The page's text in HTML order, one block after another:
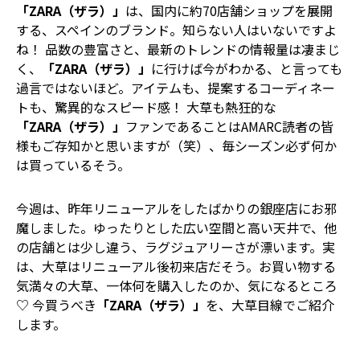
「ZARA（ザラ）」 は、国内に約70店舗ショップを展開
する、スペインのブランド。知らない人はいないですよ
ね！ 品数の豊富さと、最新のトレンドの情報量は凄まじ
く、
「ZARA（ザラ）」 に行けば今がわかる、と言っても
過言ではないほど。アイテムも、提案するコーディネー
トも、驚異的なスピード感！ 大草も熱狂的な
「ZARA（ザラ）」 ファンであることはAMARC読者の皆
様もご存知かと思いますが（笑）、毎シーズン必ず何か
は買っているそう。
今週は、昨年リニューアルをしたばかりの銀座店にお邪
魔しました。ゆったりとした広い空間と高い天井で、他
の店舗とは少し違う、ラグジュアリーさが漂います。実
は、大草はリニューアル後初来店だそう。お買い物する
気満々の大草、一体何を購入したのか、気になるところ
♡ 今買うべき 「ZARA（ザラ）」 を、大草目線でご紹介
します。